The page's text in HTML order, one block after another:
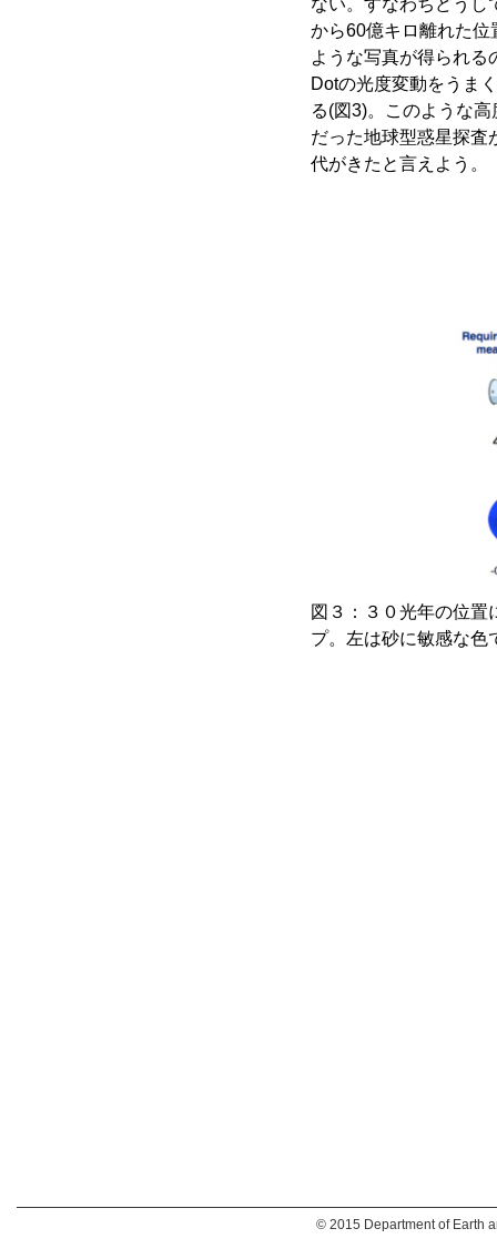
から60億キロ離れた
ような写真が得られ
Dotの光度変動をうま
る(図3)。このような
だった地球型惑星探査
代がきたと言えよう。
図３：３０光年の位置
プ。左は砂に敏感な色
© 2015 Department of Earth